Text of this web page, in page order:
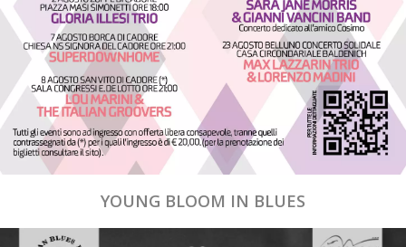
YOUNG BLOOM IN BLUES